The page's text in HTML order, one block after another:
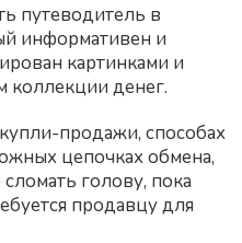
путеводитель в
информативен и
картинками и
коллекции денег.
продажи, способах
цепочках обмена,
голову, пока
продавцу для